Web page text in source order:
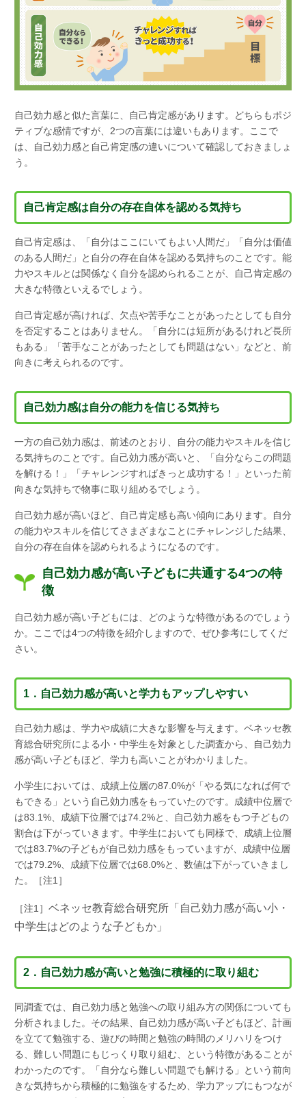
自己効力感と似た言葉に、自己肯定感があります。どちらもポジ
ティブな感情ですが、2つの言葉には違いもあります。ここで
は、自己効力感と自己肯定感の違いについて確認しておきましょ
う。
自己肯定感は自分の存在自体を認める気持ち
自己肯定感は、「自分はここにいてもよい人間だ」「自分は価値
のある人間だ」と自分の存在自体を認める気持ちのことです。能
力やスキルとは関係なく自分を認められることが、自己肯定感の
大きな特徴といえるでしょう。
自己肯定感が高ければ、欠点や苦手なことがあったとしても自分
を否定することはありません。「自分には短所があるけれど長所
もある」「苦手なことがあったとしても問題はない」などと、前
向きに考えられるのです。
自己効力感は自分の能力を信じる気持ち
一方の自己効力感は、前述のとおり、自分の能力やスキルを信じ
る気持ちのことです。自己効力感が高いと、「自分ならこの問題
を解ける！」「チャレンジすればきっと成功する！」といった前
向きな気持ちで物事に取り組めるでしょう。
自己効力感が高いほど、自己肯定感も高い傾向にあります。自分
の能力やスキルを信じてさまざまなことにチャレンジした結果、
自分の存在自体を認められるようになるのです。
自己効力感が高い子どもに共通する4つの特
徴
自己効力感が高い子どもには、どのような特徴があるのでしょう
か。ここでは4つの特徴を紹介しますので、ぜひ参考にしてくだ
さい。
1．自己効力感が高いと学力もアップしやすい
自己効力感は、学力や成績に大きな影響を与えます。ベネッセ教
育総合研究所による小・中学生を対象とした調査から、自己効力
感が高い子どもほど、学力も高いことがわかりました。
小学生においては、成績上位層の87.0%が「やる気になれば何で
もできる」という自己効力感をもっていたのです。成績中位層で
は83.1%、成績下位層では74.2%と、自己効力感をもつ子どもの
割合は下がっていきます。中学生においても同様で、成績上位層
では83.7%の子どもが自己効力感をもっていますが、成績中位層
では79.2%、成績下位層では68.0%と、数値は下がっていきまし
た。［注1］
［注1］ ベネッセ教育総合研究所「自己効力感が高い小・
中学生はどのような子どもか」
2．自己効力感が高いと勉強に積極的に取り組む
同調査では、自己効力感と勉強への取り組み方の関係についても
分析されました。その結果、自己効力感が高い子どもほど、計画
を立てて勉強する、遊びの時間と勉強の時間のメリハリをつけ
る、難しい問題にもじっくり取り組む、という特徴があることが
わかったのです。「自分なら難しい問題でも解ける」という前向
きな気持ちから積極的に勉強をするため、学力アップにもつなが